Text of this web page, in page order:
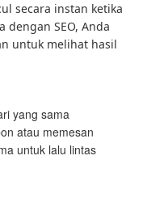
secara instan ketika
dengan SEO, Anda
untuk melihat hasil
yang sama
atau memesan
untuk lalu lintas